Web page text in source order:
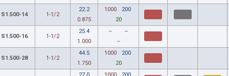
S1.500-14 1-1/2
22.2
0.875
1000
200
20
S1.500-16 1-1/2
25.4
1.000
--
--
--
S1.500-28 1-1/2
44.5
1.750
1000
200
20